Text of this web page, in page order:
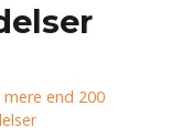
mere end 200